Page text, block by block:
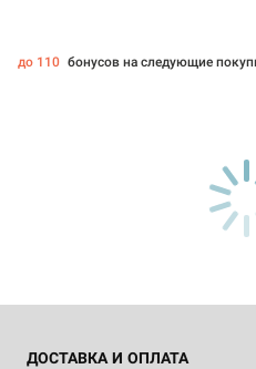
до 110 бонусов на следующие
ДОСТАВКА И ОПЛАТА